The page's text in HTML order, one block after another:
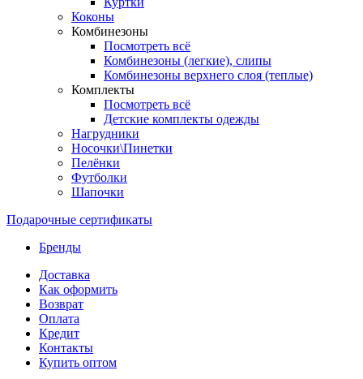
Коконы
Комбинезоны
Посмотреть всё
Комбинезоны (легкие), слипы
Комбинезоны верхнего слоя (теплые)
Комплекты
Посмотреть всё
Детские комплекты одежды
Нагрудники
Носочки\Пинетки
Пелёнки
Футболки
Шапочки
Подарочные сертификаты
Бренды
Доставка
Как оформить
Возврат
Оплата
Кредит
Контакты
Купить оптом